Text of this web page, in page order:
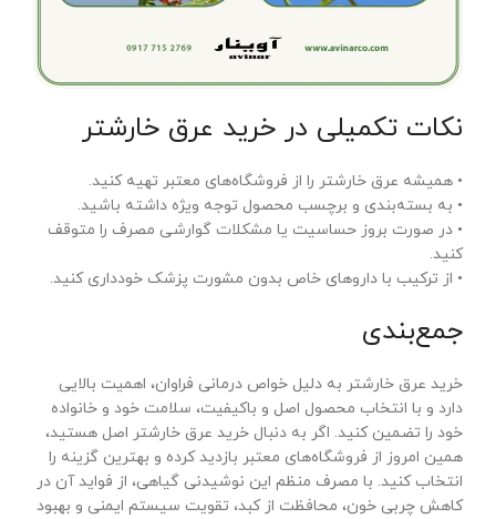
نکات تکمیلی در خرید عرق خارشتر
• همیشه عرق خارشتر را از فروشگاه‌های معتبر تهیه کنید.
• به بسته‌بندی و برچسب محصول توجه ویژه داشته باشید.
• در صورت بروز حساسیت یا مشکلات گوارشی مصرف را متوقف
کنید.
• از ترکیب با داروهای خاص بدون مشورت پزشک خودداری کنید.
جمع‌بندی
خرید عرق خارشتر به دلیل خواص درمانی فراوان، اهمیت بالایی
دارد و با انتخاب محصول اصل و باکیفیت، سلامت خود و خانواده
خود را تضمین کنید. اگر به دنبال خرید عرق خارشتر اصل هستید،
همین امروز از فروشگاه‌های معتبر بازدید کرده و بهترین گزینه را
انتخاب کنید. با مصرف منظم این نوشیدنی گیاهی، از فواید آن در
کاهش چربی خون، محافظت از کبد، تقویت سیستم ایمنی و بهبود